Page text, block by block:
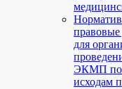
для
ЭКМП по
исходам